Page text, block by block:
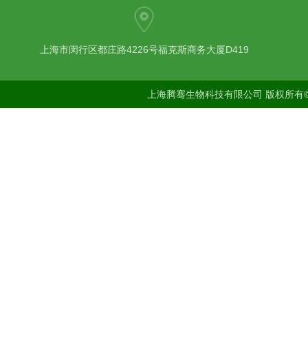
上海市闵行区都庄路4226号福克斯商务大厦D419
上海腾骞生物科技有限公司 版权所